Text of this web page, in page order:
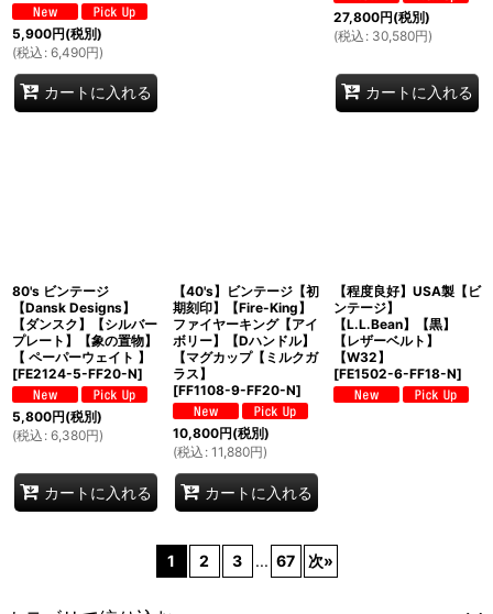
5,900円(税別)
(税込 : 6,490円)
カートに入れる
27,800円(税別)
(税込 : 30,580円)
カートに入れる
80's ビンテージ
【Dansk Designs】
【ダンスク】【シルバー
プレート】【象の置物】
【 ペーパーウェイト 】
[FE2124-5-FF20-N]
5,800円(税別)
(税込 : 6,380円)
カートに入れる
【40's】ビンテージ【初
期刻印】【Fire-King】
ファイヤーキング【アイ
ボリー】【Dハンドル】
【マグカップ【ミルクガ
ラス】
[FF1108-9-FF20-N]
10,800円(税別)
(税込 : 11,880円)
カートに入れる
【程度良好】USA製【ビ
ンテージ】
【L.L.Bean】【黒】
【レザーベルト】
【W32】
[FE1502-6-FF18-N]
1 2 3 ... 67 次»